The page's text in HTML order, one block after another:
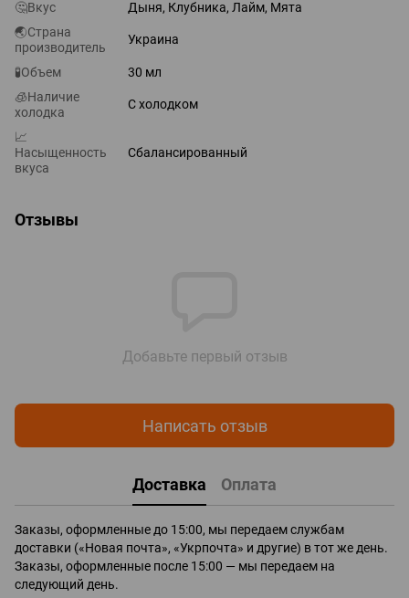
🤔Вкус
Дыня, Клубника, Лайм, Мята
🌏Страна
производитель
Украина
🧪Объем
30 мл
🧊Наличие
холодка
С холодком
📈
Насыщенность
вкуса
Сбалансированный
Отзывы
Добавьте первый отзыв
Написать отзыв
Доставка Оплата
Заказы, оформленные до 15:00, мы передаем службам
доставки («Новая почта», «Укрпочта» и другие) в тот же день.
Заказы, оформленные после 15:00 — мы передаем на
следующий день.